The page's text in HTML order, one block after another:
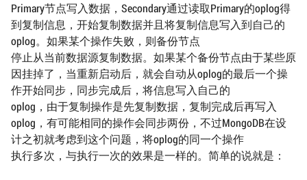
Primary节点写入数据，Secondary通过读取Primary的oplog得
到复制信息，开始复制数据并且将复制信息写入到自己的
oplog。如果某个操作失败，则备份节点
停止从当前数据源复制数据。如果某个备份节点由于某些原
因挂掉了，当重新启动后，就会自动从oplog的最后一个操
作开始同步，同步完成后，将信息写入自己的
oplog，由于复制操作是先复制数据，复制完成后再写入
oplog，有可能相同的操作会同步两份，不过MongoDB在设
计之初就考虑到这个问题，将oplog的同一个操作
执行多次，与执行一次的效果是一样的。简单的说就是：